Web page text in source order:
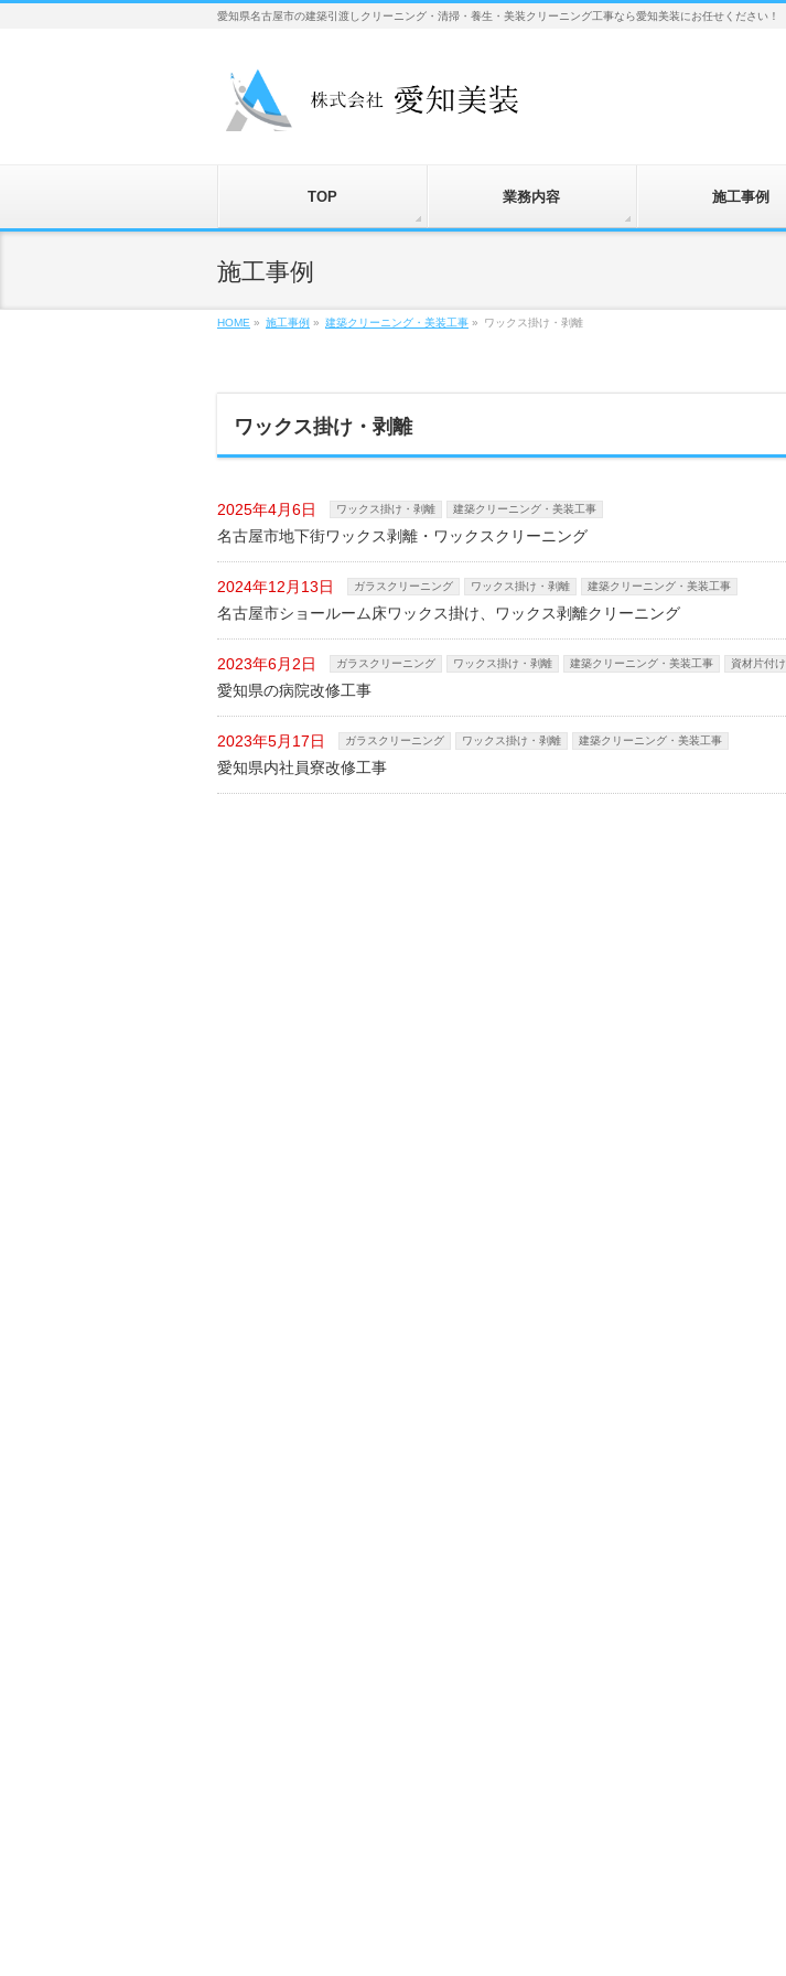
愛知県名古屋市の建築引渡しクリーニング・清掃・養生・美装クリーニング工事なら愛知美装にお任せください！
TOP 業務内容 施工事例
施工事例
HOME » 施工事例 » 建築クリーニング・美装工事 » ワックス掛け・剥離
ワックス掛け・剥離
2025年4月6日 ワックス掛け・剥離 建築クリーニング・美装工事
名古屋市地下街ワックス剥離・ワックスクリーニング
2024年12月13日 ガラスクリーニング ワックス掛け・剥離 建築クリーニング・美装工事
名古屋市ショールーム床ワックス掛け、ワックス剥離クリーニング
2023年6月2日 ガラスクリーニング ワックス掛け・剥離 建築クリーニング・美装工事 資材片付け
愛知県の病院改修工事
2023年5月17日 ガラスクリーニング ワックス掛け・剥離 建築クリーニング・美装工事
愛知県内社員寮改修工事